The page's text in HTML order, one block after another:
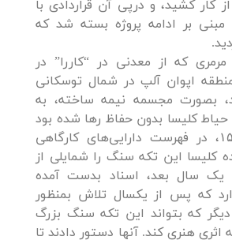
کار کشید، و درپی آن قراردادی با
مبنی بر ادامه پروژه بسته شد که
که از معدنی در “کاررا” در
اپوان آلپ در شمال توسکانی
بصورت مجسمه نیمه ساخته، به
در حیاط کلیسا بدون حفاظ رها شده بود
که در سال ۱۵۰۰، در فهرست دارایی‌های کارگاهی
کلیسا این تکه سنگ را شمایلی از
یک سال بعد، اسناد بدست آمده
که پس از یکسال تلاش بمنظور
که بتواند این تکه سنگ بزرگ
اثری هنری کند. آنها دستور دادند تا